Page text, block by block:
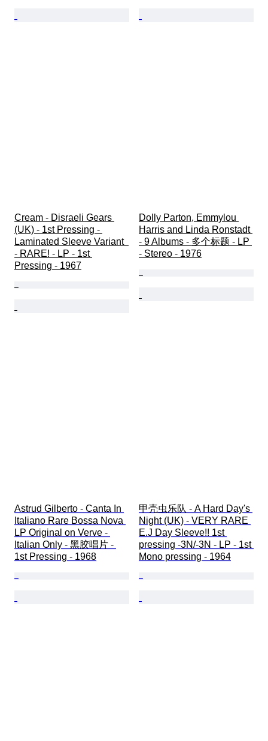
Cream - Disraeli Gears
(UK) - 1st Pressing -
Laminated Sleeve Variant
- RARE! - LP - 1st
Pressing - 1967
Dolly Parton, Emmylou
Harris and Linda Ronstadt
- 9 Albums - 多个标题 - LP
- Stereo - 1976
Astrud Gilberto - Canta In
Italiano Rare Bossa Nova
LP Original on Verve -
Italian Only - 黑胶唱片 -
1st Pressing - 1968
甲壳虫乐队 - A Hard Day's
Night (UK) - VERY RARE
E.J Day Sleeve!! 1st
pressing -3N/-3N - LP - 1st
Mono pressing - 1964